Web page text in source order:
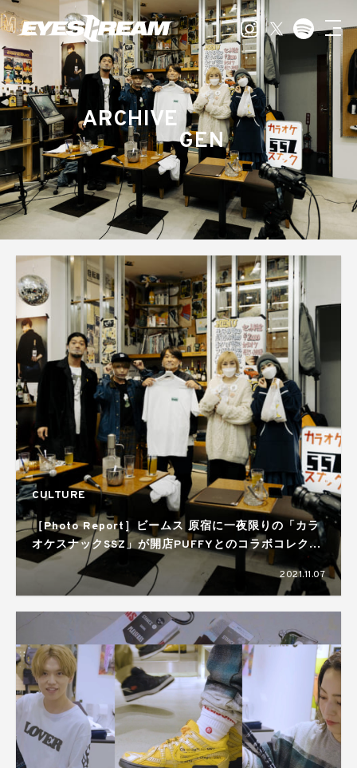
ARCHIVE
GEN
CULTURE
［Photo Report］ビームス 原宿に一夜限りの「カラ
オケスナックSSZ」が開店PUFFYとのコラボコレクシ
ョンを発表！
2021.11.07